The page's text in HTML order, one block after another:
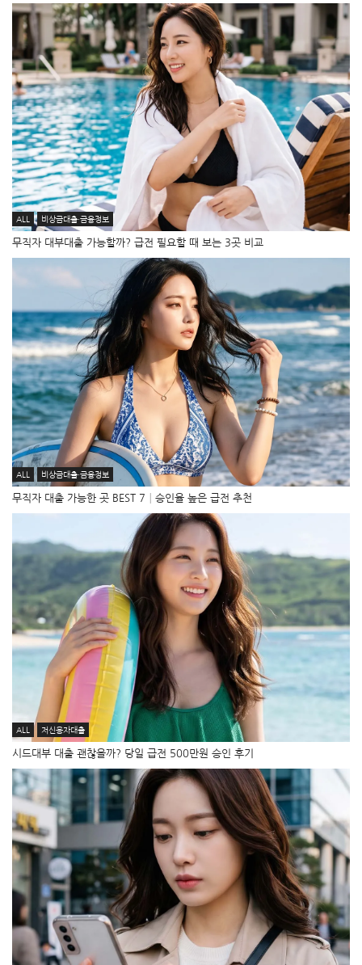
ALL 비상금대출·금융정보
무직자 대부대출 가능할까? 급전 필요할 때 보는 3곳 비교
ALL 비상금대출·금융정보
무직자 대출 가능한 곳 BEST 7│승인율 높은 급전 추천
ALL 저신용자대출
시드대부 대출 괜찮을까? 당일 급전 500만원 승인 후기